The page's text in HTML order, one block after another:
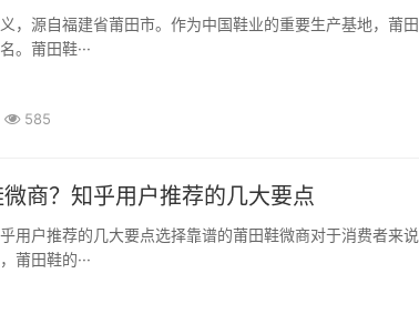
，源自福建省莆田市。作为中国鞋业的重要生产基地，莆田
。莆田鞋···
585
商？知乎用户推荐的几大要点
用户推荐的几大要点选择靠谱的莆田鞋微商对于消费者来说
莆田鞋的···